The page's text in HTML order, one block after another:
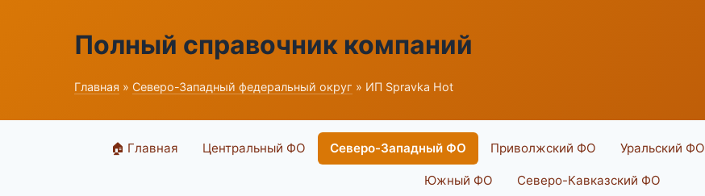
Полный справочник компаний
Главная » Северо-Западный федеральный округ » ИП Spravka Hot
🏠 Главная Центральный ФО Северо-Западный ФО Приволжский ФО Уральский ФО
Южный ФО Северо-Кавказский ФО